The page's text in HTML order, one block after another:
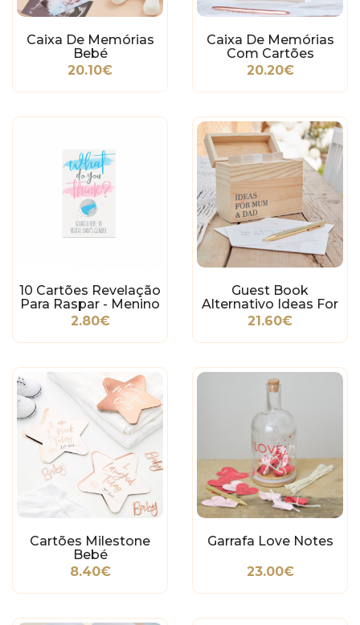
Caixa De Memórias
Bebé
20.10€
Caixa De Memórias
Com Cartões
20.20€
10 Cartões Revelação
Para Raspar - Menino
2.80€
Guest Book
Alternativo Ideas For
Mum And Dad
21.60€
Cartões Milestone
Bebé
8.40€
Garrafa Love Notes
23.00€